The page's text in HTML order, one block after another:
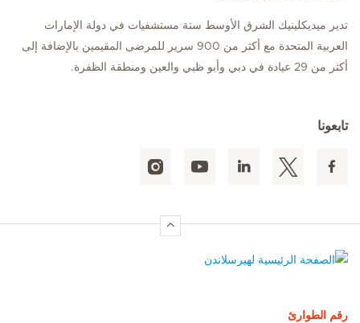
تدير ميديكلينيك الشرق الأوسط ستة مستشفيات في دولة الإمارات
العربية المتحدة مع أكثر من 900 سرير للمرضى المقيمين بالإضافة إلى
أكثر من 29 عيادة في دبي وأبو ظبي والعين ومنطقة الظفرة.
تابعونا
رقم الطوارئ